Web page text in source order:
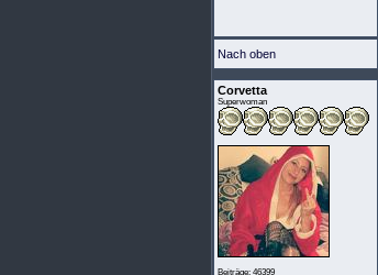
Nach oben
Corvetta
Superwoman
Beiträge: 46399